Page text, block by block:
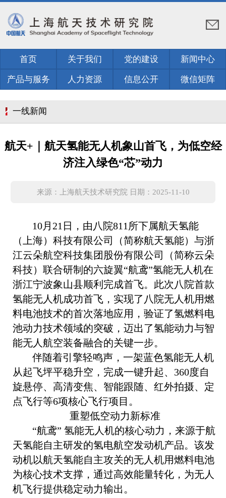
首页 关于我们 党的建设 新闻中心
产品与服务 人力资源 信息公开 微信矩阵
一线新闻
航天+｜航天氢能无人机象山首飞，为低空经
济注入绿色“芯”动力
来源：上海航天技术研究院 日期：2025-11-10
10月21日，由八院811所下属航天氢能
（上海）科技有限公司（简称航天氢能）与浙
江云朵航空科技集团股份有限公司（简称云朵
科技）联合研制的六旋翼“航鸢”氢能无人机在
浙江宁波象山县顺利完成首飞。此次八院首款
氢能无人机成功首飞，实现了八院无人机用燃
料电池技术的首次落地应用，验证了氢燃料电
池动力技术领域的突破，迈出了氢能动力与智
能无人航空装备融合的关键一步。
伴随着引擎轻鸣声，一架蓝色氢能无人机
从起飞坪平稳升空，完成一键升起、360度自
旋悬停、高清变焦、智能跟随、红外拍摄、定
点飞行等6项核心飞行项目。
重塑低空动力新标准
“航鸢” 氢能无人机的核心动力，来源于航
天氢能自主研发的氢电航空发动机产品。该发
动机以航天氢能自主攻关的无人机用燃料电池
为核心技术支撑，通过高效能量转化，为无人
机飞行提供稳定动力输出。